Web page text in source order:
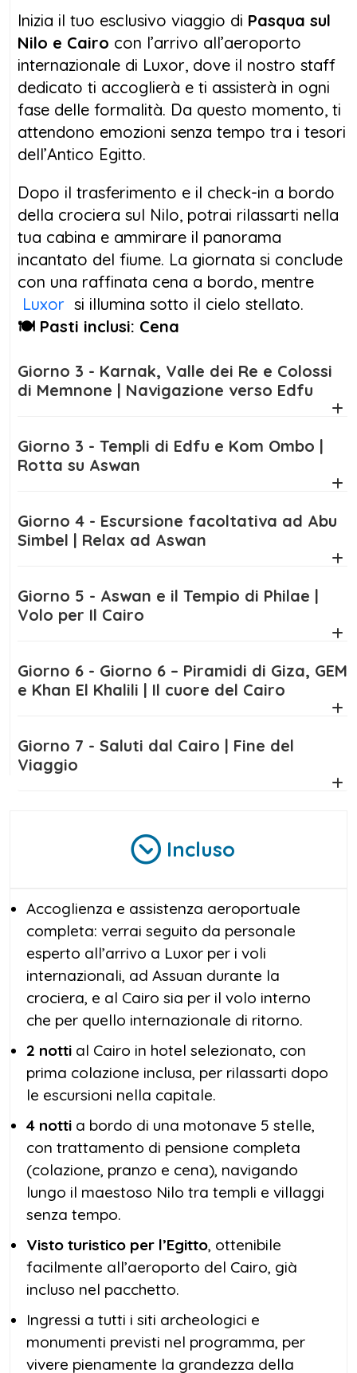
la Valle dei Re , i templi di Edfu eKom Ombo
fino ad arrivare ad Assuan, con le sue
affascinanti isole e la possibilità di visitare il
leggendario complesso di
Abu Simbel
Dopo aver vissuto l’incanto dellaPasqua
sul Nilo, volerai alCairoper completare il
tuo itinerario pasquale. Qui ti attendono le
maestose
Piramidi di Giza, la , Sfinge
, il
Grande Museo Egizio(GEM) e l’atmosfera
vibrante del
mercato di Khan El Khalili
spezie, profumi e artigianato locale. Potrai
immergerti in una città che unisce storia
millenaria e vita moderna, in un mix perfetto
di cultura e autenticità.
per coppie, famiglie e gruppi che desiderano
approfittare delleofferte Pasqua Egitto
per
scoperta, del comfort e della bellezza. La
Pasqua sul Niloè uno dei periodi migliori per
atmosfera festiva e una luce dorata che
rende ogni sito archeologico ancora più
Con servizi di alta qualità, guide esperte in
lingua italiana e assistenza continua, questo
più complete e apprezzate tra le nostre
offerte di Pasqua in Egitto. Un itinerario
pensato per lasciarti senza fiato ogni giorno,
Inizia il tuo esclusivo viaggio di Pasqua sul
Nilo e Cairo con l’arrivo all’aeroporto
internazionale di Luxor, dove il nostro staff
dedicato ti accoglierà e ti assisterà in ogni
fase delle formalità. Da questo momento, ti
attendono emozioni senza tempo tra i tesori
dell’Antico Egitto.
Dopo il trasferimento e il check-in a bordo
della crociera sul Nilo, potrai rilassarti nella
tua cabina e ammirare il panorama
incantato del fiume. La giornata si conclude
con una raffinata cena a bordo, mentre
Luxor si illumina sotto il cielo stellato.
🍽️ Pasti inclusi: Cena
Giorno 3 - Karnak, Valle dei Re e Colossi
di Memnone | Navigazione verso Edfu
Giorno 3 - Templi di Edfu e Kom Ombo |
Rotta su Aswan
Giorno 4 - Escursione facoltativa ad Abu
Simbel | Relax ad Aswan
Giorno 5 - Aswan e il Tempio di Philae |
Volo per Il Cairo
Giorno 6 - Giorno 6 – Piramidi di Giza, GEM
e Khan El Khalili | Il cuore del Cairo
Giorno 7 - Saluti dal Cairo | Fine del
Viaggio
Incluso
Accoglienza e assistenza aeroportuale
completa: verrai seguito da personale
esperto all’arrivo a Luxor per i voli
internazionali, ad Assuan durante la
crociera, e al Cairo sia per il volo interno
che per quello internazionale di ritorno.
2 notti al Cairo in hotel selezionato, con
prima colazione inclusa, per rilassarti dopo
le escursioni nella capitale.
4 notti a bordo di una motonave 5 stelle,
con trattamento di pensione completa
(colazione, pranzo e cena), navigando
lungo il maestoso Nilo tra templi e villaggi
senza tempo.
Visto turistico per l’Egitto, ottenibile
facilmente all’aeroporto del Cairo, già
incluso nel pacchetto.
Ingressi a tutti i siti archeologici e
monumenti previsti nel programma, per
vivere pienamente la grandezza della